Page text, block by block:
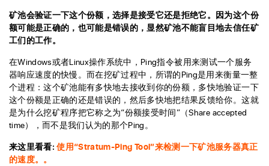
矿池会验证一下这个份额，选择是接受它还是拒绝它。因为这个份
额可能是正确的，也可能是错误的，显然矿池不能盲目地去信任矿
工们的工作。
在Windows或者Linux操作系统中，Ping指令被用来测试一个服务
器响应速度的快慢。而在挖矿过程中，所谓的Ping是用来衡量一整
个进程：这个矿池能有多快地去接收到你的份额，多快地验证一下
这个份额是正确的还是错误的，然后多快地把结果反馈给你。这就
是为什么挖矿程序把它称之为“份额接受时间”（Share accepted
time），而不是我们认为的那个Ping。
来这里看看:使用“Stratum-Ping Tool”来检测一下矿池服务器真正
的速度。。